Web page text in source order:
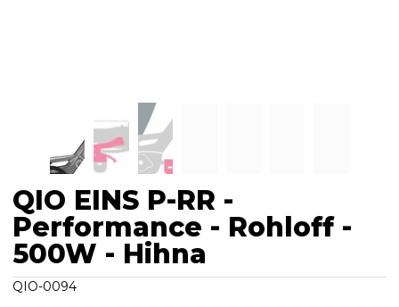
QIO EINS P-RR -
Performance - Rohloff -
500W - Hihna
QIO-0094